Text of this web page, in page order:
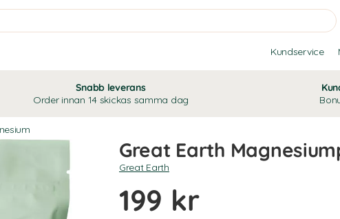
Kundservice
Snabb leverans
Order innan 14 skickas samma dag
Great Earth
Great Earth
199 kr